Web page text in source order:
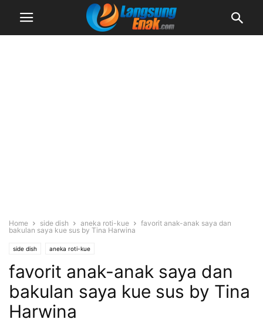
Home side dish aneka roti-kue
favorit anak-anak saya dan
bakulan saya kue sus by Tina Harwina
side dish aneka roti-kue
favorit anak-anak saya dan
bakulan saya kue sus by Tina
Harwina